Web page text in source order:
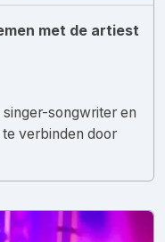
met de artiest
songwriter en
verbinden door